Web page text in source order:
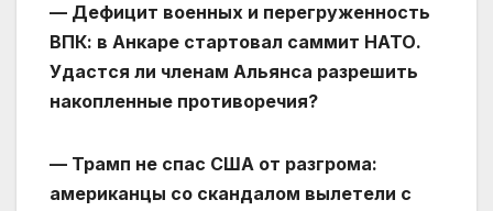
— Дефицит военных и перегруженность
ВПК: в Анкаре стартовал саммит НАТО.
Удастся ли членам Альянса разрешить
накопленные противоречия?
— Трамп не спас США от разгрома:
американцы со скандалом вылетели с